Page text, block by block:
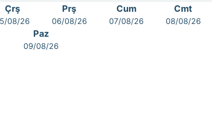
Çrş
08/26
Prş
06/08/26
Cum
07/08/26
Cmt
08/08/26
Paz
09/08/26